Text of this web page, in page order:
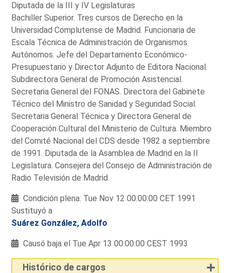
Diputada de la III y IV Legislaturas
Bachiller Superior. Tres cursos de Derecho en la
Universidad Complutense de Madrid. Funcionaria de
Escala Técnica de Administración de Organismos
Autónomos. Jefe del Departamento Económico-
Presupuestario y Director Adjunto de Editora Nacional.
Subdirectora General de Promoción Asistencial.
Secretaria General del FONAS. Directora del Gabinete
Técnico del Ministro de Sanidad y Seguridad Social.
Secretaria General Técnica y Directora General de
Cooperación Cultural del Ministerio de Cultura. Miembro
del Comité Nacional del CDS desde 1982 a septiembre
de 1991. Diputada de la Asamblea de Madrid en la II
Legislatura. Consejera del Consejo de Administración de
Radio Televisión de Madrid.
Condición plena: Tue Nov 12 00:00:00 CET 1991
Sustituyó a
Suárez González, Adolfo
Causó baja el Tue Apr 13 00:00:00 CEST 1993
Histórico de cargos